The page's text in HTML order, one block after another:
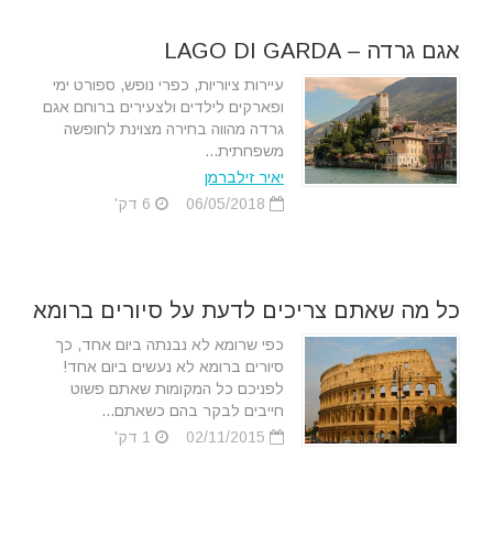
אגם גרדה – LAGO DI GARDA
עיירות ציוריות, כפרי נופש, ספורט ימי
ופארקים לילדים ולצעירים ברוחם אגם
גרדה מהווה בחירה מצוינת לחופשה
משפחתית...
יאיר זילברמן
כל מה שאתם צריכים לדעת על סיורים ברומא
כפי שרומא לא נבנתה ביום אחד, כך
סיורים ברומא לא נעשים ביום אחד!
לפניכם כל המקומות שאתם פשוט
חייבים לבקר בהם כשאתם...